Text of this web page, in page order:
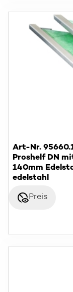
Art-Nr.
Proshelf DN
140mm
edelstahl
disabled_visiblePreis